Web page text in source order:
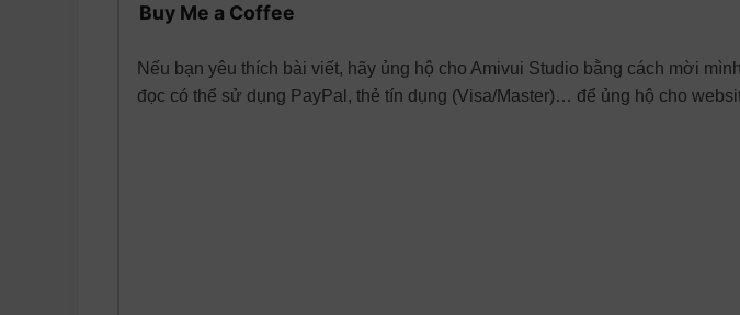
Buy Me a Coffee
Nếu bạn yêu thích bài viết, hãy ủng hộ cho Amivui Studio bằng cách mời
đọc có thể sử dụng PayPal, thẻ tín dụng (Visa/Master)… để ủng hộ cho